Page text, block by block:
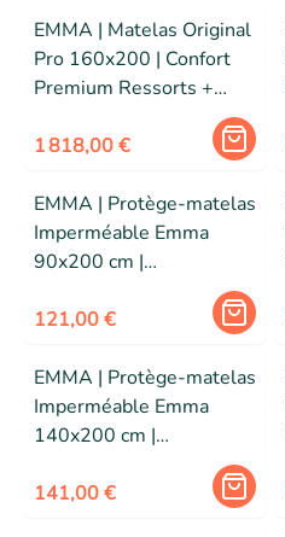
EMMA | Matelas Original
Pro 160x200 | Confort
Premium Ressorts +
Mémoire de Forme | 7
Zones | Edition 2025
1 818,00 €
EMMA | Protège-matelas
Imperméable Emma
90x200 cm |
Respirant | Doux et
121,00 €
EMMA | Protège-matelas
Imperméable Emma
140x200 cm |
Respirant | Doux et
141,00 €